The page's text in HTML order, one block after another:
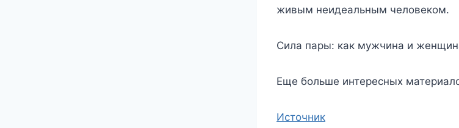
живым неидеальным человеком.
Сила пары: как мужчина и
Еще больше интересных
Источник